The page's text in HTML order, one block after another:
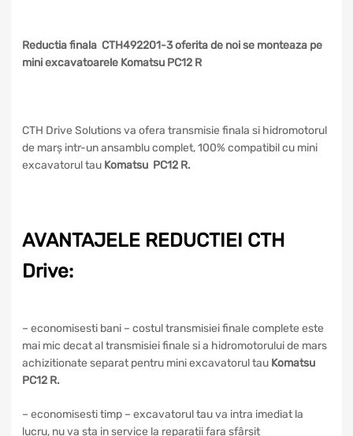
Reductia finala CTH492201-3 oferita de noi se monteaza pe
mini excavatoarele Komatsu PC12 R
CTH Drive Solutions va ofera transmisie finala si hidromotorul
de marș intr-un ansamblu complet, 100% compatibil cu mini
excavatorul tau Komatsu PC12 R.
AVANTAJELE REDUCTIEI CTH
Drive:
– economisesti bani – costul transmisiei finale complete este
mai mic decat al transmisiei finale si a hidromotorului de mars
achizitionate separat pentru mini excavatorul tau Komatsu
PC12 R.
– economisesti timp – excavatorul tau va intra imediat la
lucru, nu va sta in service la reparatii fara sfârșit